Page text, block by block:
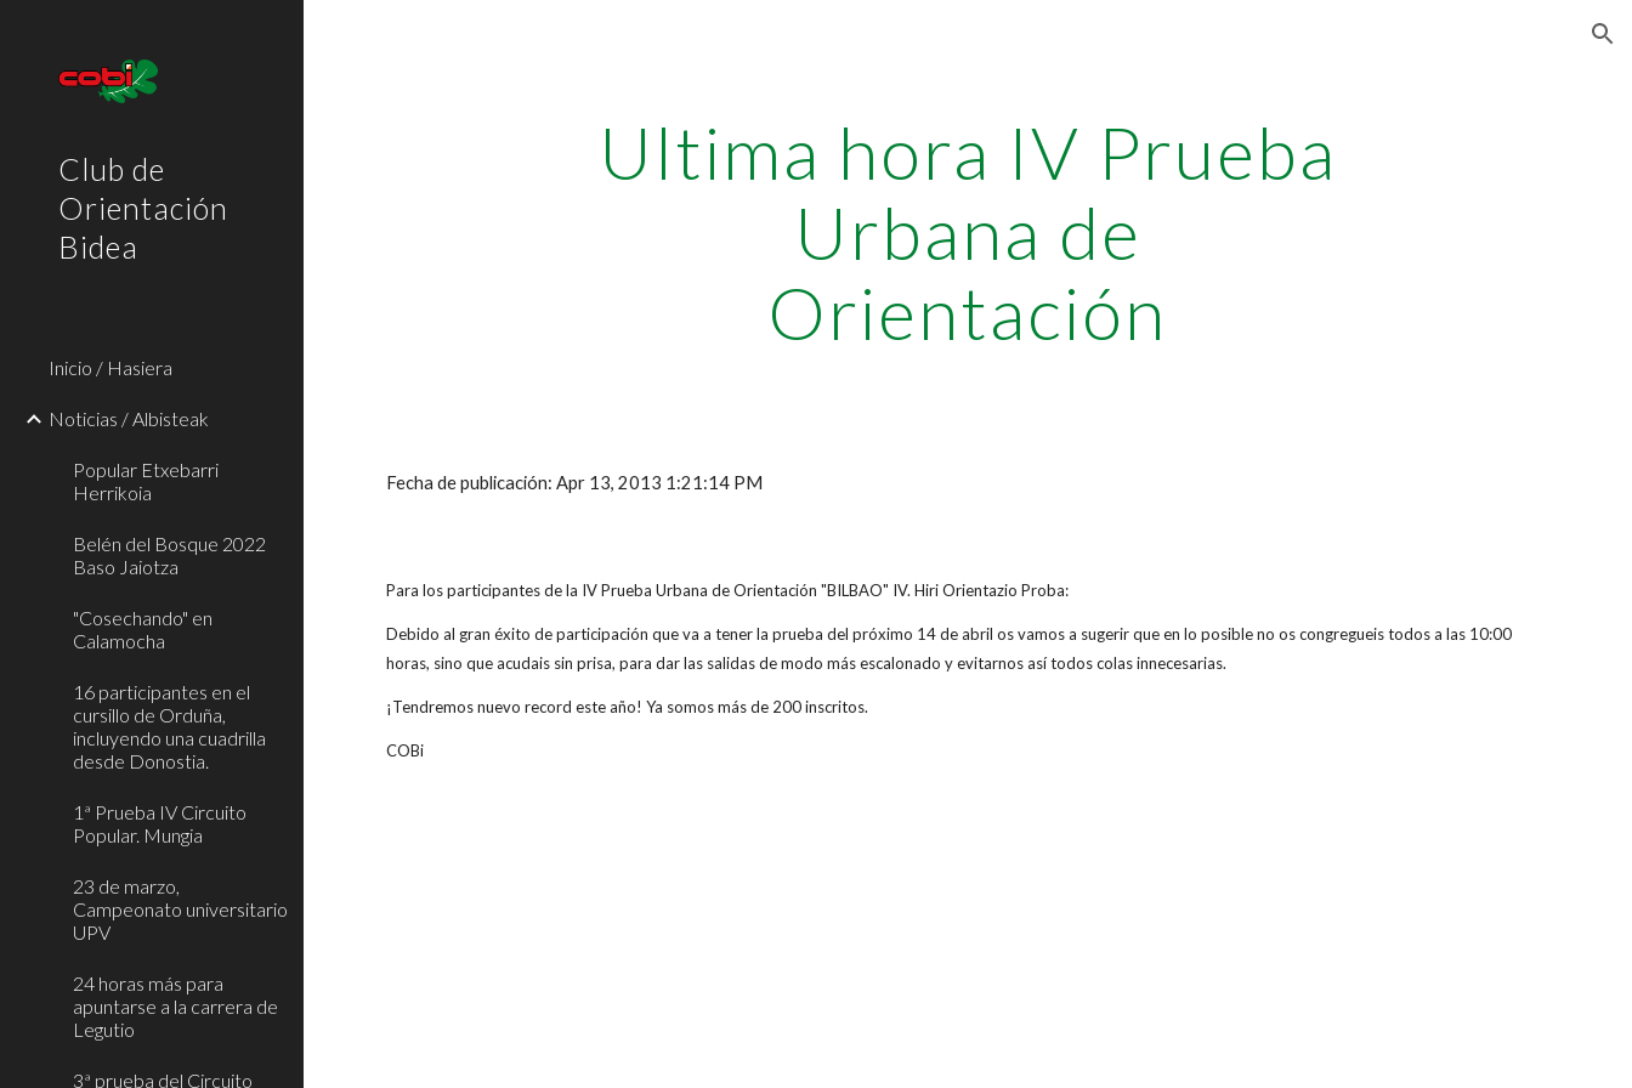
Club de
Orientación
Bidea
Inicio / Hasiera
Noticias / Albisteak
Popular Etxebarri
Herrikoia
Belén del Bosque 2022
Baso Jaiotza
"Cosechando" en
Calamocha
16 participantes en el
cursillo de Orduña,
incluyendo una cuadrilla
desde Donostia.
1ª Prueba IV Circuito
Popular. Mungia
23 de marzo,
Campeonato universitario
UPV
24 horas más para
apuntarse a la carrera de
Legutio
3ª prueba del Circuito
Ultima hora IV Prueba
Urbana de
Orientación
Fecha de publicación: Apr 13, 2013 1:21:14 PM
Para los participantes de la IV Prueba Urbana de Orientación "BILBAO" IV. Hiri Orientazio Proba:
Debido al gran éxito de participación que va a tener la prueba del próximo 14 de abril os vamos a sugerir que en lo posible no os congregueis todos a las 10:00
horas, sino que acudais sin prisa, para dar las salidas de modo más escalonado y evitarnos así todos colas innecesarias.
¡Tendremos nuevo record este año! Ya somos más de 200 inscritos.
COBi